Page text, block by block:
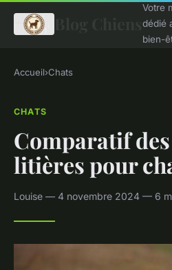
Blog Chiens
Votre
dédié
bien-
Accueil›Chats
CHATS
Comparatif
litières pour
Louise — 4 novembre 2024 — 6